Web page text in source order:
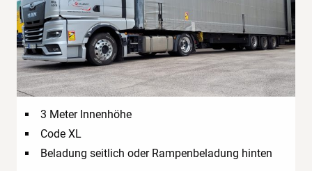
3 Meter Innenhöhe
Code XL
Beladung seitlich oder Rampenbeladung hinten